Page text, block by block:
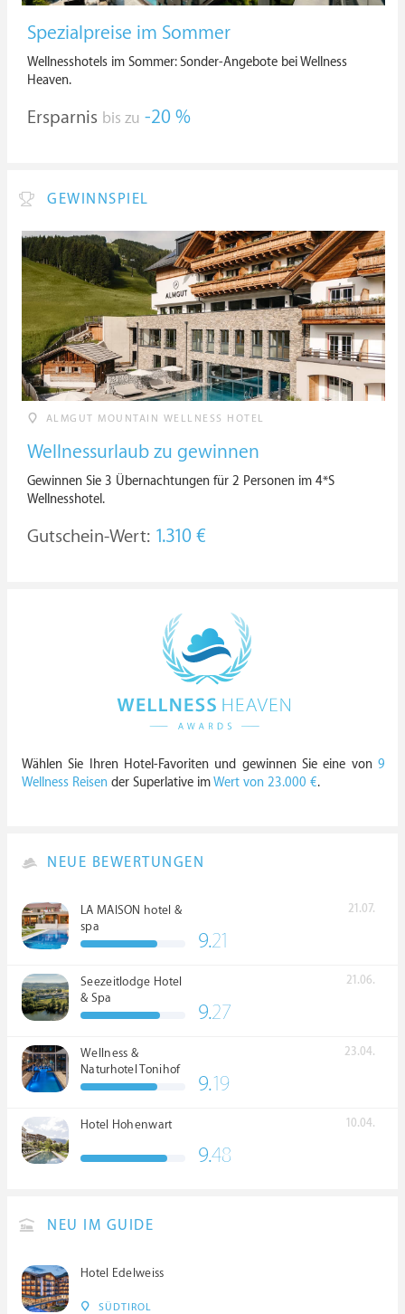
Spezialpreise im Sommer
Wellnesshotels im Sommer: Sonder-Angebote bei Wellness
Heaven.
Ersparnis bis zu -20 %
GEWINNSPIEL
ALMGUT MOUNTAIN WELLNESS HOTEL
Wellnessurlaub zu gewinnen
Gewinnen Sie 3 Übernachtungen für 2 Personen im 4*S
Wellnesshotel.
Gutschein-Wert: 1.310 €
Wählen Sie Ihren Hotel-Favoriten und gewinnen Sie eine von 9
Wellness Reisen der Superlative imWert von 23.000 €.
NEUE BEWERTUNGEN
LA MAISON hotel &
spa
21.07.
9.21
Seezeitlodge Hotel
& Spa
21.06.
9.27
Wellness &
Naturhotel Tonihof
****S
23.04.
9.19
Hotel Hohenwart 10.04.
9.48
NEU IM GUIDE
Hotel Edelweiss
SÜDTIROL